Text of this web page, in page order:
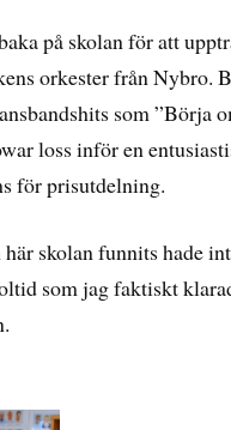
på skolan för att
orkester från Nybro.
som ”Börja
loss inför en
för prisutdelning.
här skolan funnits hade
som jag faktiskt